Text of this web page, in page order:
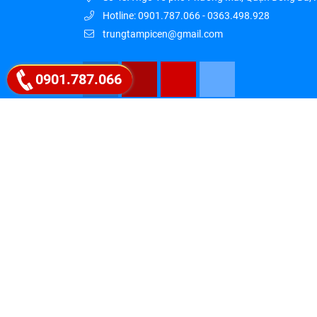
Hotline: 0901.787.066 - 0363.498.928
trungtampicen@gmail.com
0901.787.066